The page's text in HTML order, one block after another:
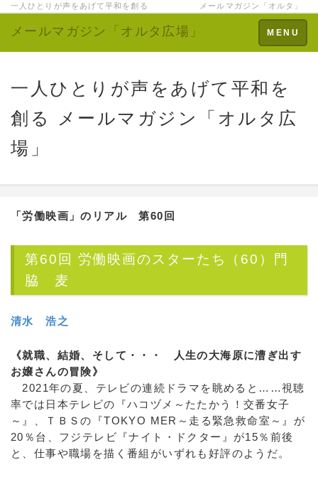
一人ひとりが声をあげて平和を創る メールマガジン「オルタ」
Toggle
navigation
MENU
メールマガジン「オルタ広場」
一人ひとりが声をあげて平和を
創る メールマガジン「オルタ広
場」
「労働映画」のリアル 第60回
第60回 労働映画のスターたち（60）門
脇 麦
清水 浩之
《就職、結婚、そして・・・ 人生の大海原に漕ぎ出す
お嬢さんの冒険》
2021年の夏、テレビの連続ドラマを眺めると……視聴
率では日本テレビの『ハコヅメ～たたかう！交番女子
～』、ＴＢＳの『TOKYO MER～走る緊急救命室～』が
20％台、フジテレビ『ナイト・ドクター』が15％前後
と、仕事や職場を描く番組がいずれも好評のようだ。